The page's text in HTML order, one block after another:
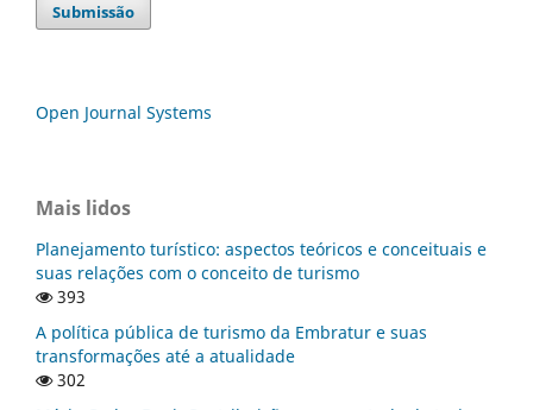
Submissão
Open Journal Systems
Mais lidos
Planejamento turístico: aspectos teóricos e conceituais e
suas relações com o conceito de turismo
393
A política pública de turismo da Embratur e suas
transformações até a atualidade
302